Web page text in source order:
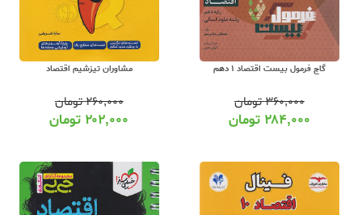
انسانی :
در مقطع دهم و کنکور در عشق کتاب همواره شامل تخفیف هستند. عشق کتاب
شیمی میتوانید از کد تخفیف زیر استفاده کنید :
گاج فرمول بیست اقتصاد 1 دهم
۳۶۰,۰۰۰تومان
۲۸۴,۰۰۰ تومان
مشاوران تیزشیم اقتصاد
۲۶۰,۰۰۰تومان
۲۰۲,۰۰۰ تومان